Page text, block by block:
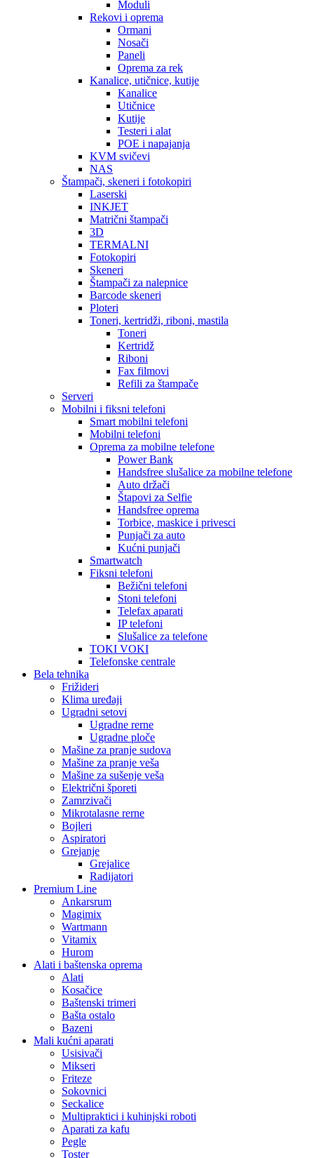
Moduli
Rekovi i oprema
Ormani
Nosači
Paneli
Oprema za rek
Kanalice, utičnice, kutije
Kanalice
Utičnice
Kutije
Testeri i alat
POE i napajanja
KVM svičevi
NAS
Štampači, skeneri i fotokopiri
Laserski
INKJET
Matrični štampači
3D
TERMALNI
Fotokopiri
Skeneri
Štampači za nalepnice
Barcode skeneri
Ploteri
Toneri, kertridži, riboni, mastila
Toneri
Kertridž
Riboni
Fax filmovi
Refili za štampače
Serveri
Mobilni i fiksni telefoni
Smart mobilni telefoni
Mobilni telefoni
Oprema za mobilne telefone
Power Bank
Handsfree slušalice za mobilne telefone
Auto držači
Štapovi za Selfie
Handsfree oprema
Torbice, maskice i privesci
Punjači za auto
Kućni punjači
Smartwatch
Fiksni telefoni
Bežični telefoni
Stoni telefoni
Telefax aparati
IP telefoni
Slušalice za telefone
TOKI VOKI
Telefonske centrale
Bela tehnika
Frižideri
Klima uređaji
Ugradni setovi
Ugradne rerne
Ugradne ploče
Mašine za pranje sudova
Mašine za pranje veša
Mašine za sušenje veša
Električni šporeti
Zamrzivači
Mikrotalasne rerne
Bojleri
Aspiratori
Grejanje
Grejalice
Radijatori
Premium Line
Ankarsrum
Magimix
Wartmann
Vitamix
Hurom
Alati i baštenska oprema
Alati
Kosačice
Baštenski trimeri
Bašta ostalo
Bazeni
Mali kućni aparati
Usisivači
Mikseri
Friteze
Sokovnici
Seckalice
Multipraktici i kuhinjski roboti
Aparati za kafu
Pegle
Toster